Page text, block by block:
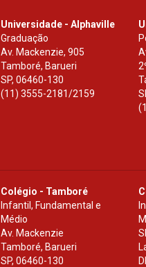
Universidade - Alphaville
Graduação
Av. Mackenzie, 905
Tamboré, Barueri
SP,06460-130
(11) 3555-2181/2159
Colégio - Tamboré
Infantil, Fundamental e
Médio
Av. Mackenzie
Tamboré, Barueri
SP,06460-130